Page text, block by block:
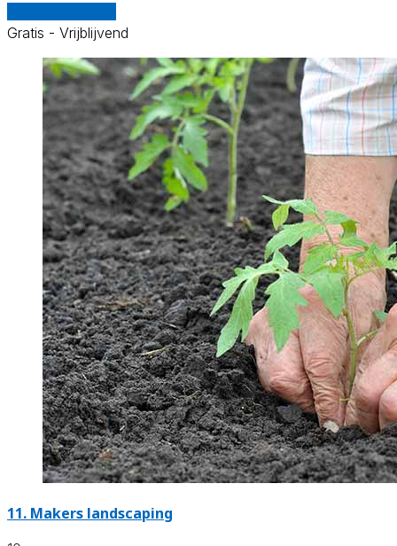
Gratis - Vrijblijvend
11. Makers landscaping